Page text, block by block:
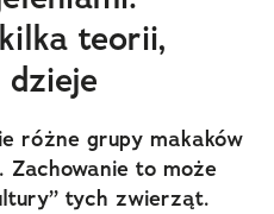
teorii,
różne grupy makaków
Zachowanie to może
tych zwierząt.